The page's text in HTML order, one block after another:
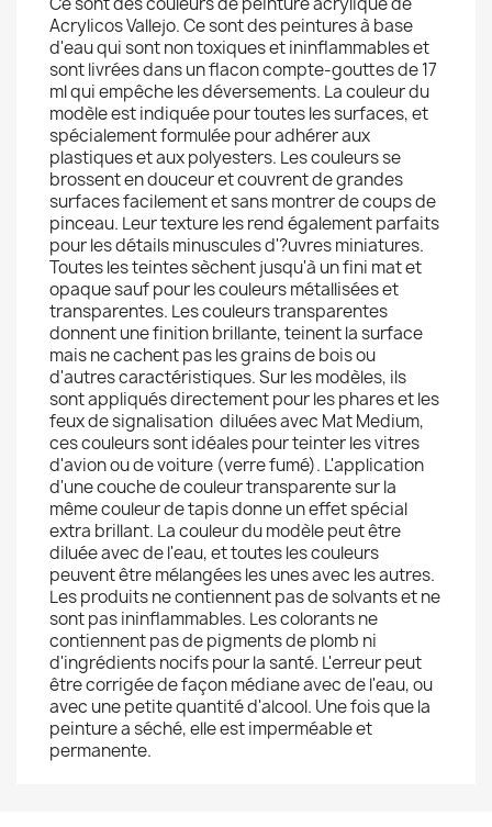
Acrylicos Vallejo. Ce sont des peintures à base
d'eau qui sont non toxiques et ininflammables et
sont livrées dans un flacon compte-gouttes de 17
ml qui empêche les déversements. La couleur du
modèle est indiquée pour toutes les surfaces, et
spécialement formulée pour adhérer aux
plastiques et aux polyesters. Les couleurs se
brossent en douceur et couvrent de grandes
surfaces facilement et sans montrer de coups de
pinceau. Leur texture les rend également parfaits
pour les détails minuscules d'?uvres miniatures.
Toutes les teintes sèchent jusqu'à un fini mat et
opaque sauf pour les couleurs métallisées et
transparentes. Les couleurs transparentes
donnent une finition brillante, teinent la surface
mais ne cachent pas les grains de bois ou
d'autres caractéristiques. Sur les modèles, ils
sont appliqués directement pour les phares et les
feux de signalisation diluées avec Mat Medium,
ces couleurs sont idéales pour teinter les vitres
d'avion ou de voiture (verre fumé). L'application
d'une couche de couleur transparente sur la
même couleur de tapis donne un effet spécial
extra brillant. La couleur du modèle peut être
diluée avec de l'eau, et toutes les couleurs
peuvent être mélangées les unes avec les autres.
Les produits ne contiennent pas de solvants et ne
sont pas ininflammables. Les colorants ne
contiennent pas de pigments de plomb ni
d'ingrédients nocifs pour la santé. L'erreur peut
être corrigée de façon médiane avec de l'eau, ou
avec une petite quantité d'alcool. Une fois que la
peinture a séché, elle est imperméable et
permanente.